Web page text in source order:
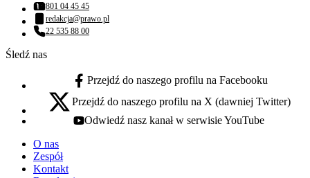
Numer telefonu:
801 04 45 45
Adres email:
redakcja@prawo.pl
Numer telefonu:
22 535 88 00
Śledź nas
facebook - otwiera się w nowej karcie
Przejdź do naszego profilu na Facebooku
x - otwiera się w nowej karcie
Przejdź do naszego profilu na X (dawniej Twitter)
youtube - otwiera się w nowej karcie
Odwiedź nasz kanał w serwisie YouTube
O nas
Zespół
Kontakt